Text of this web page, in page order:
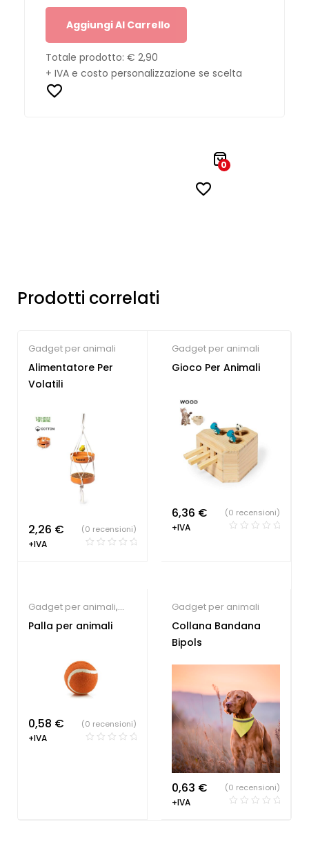
Aggiungi Al Carrello
Totale prodotto: € 2,90
+ IVA e costo personalizzazione se scelta
0
Prodotti correlati
Gadget per animali
Alimentatore Per
Volatili
2,26 €
+IVA
(0 recensioni)
Gadget per animali
Gioco Per Animali
6,36 €
+IVA
(0 recensioni)
Gadget per animali,
Giochi e giocattoli
Palla per animali
0,58 €
+IVA
(0 recensioni)
Gadget per animali
Collana Bandana
Bipols
0,63 €
+IVA
(0 recensioni)